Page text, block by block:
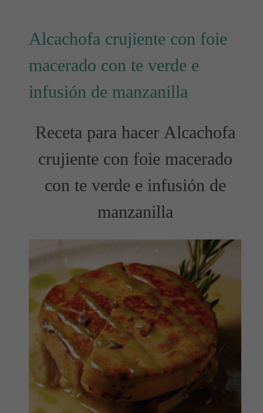
Alcachofa crujiente con foie
macerado con te verde e
infusión de manzanilla
Receta para hacer Alcachofa
crujiente con foie macerado
con te verde e infusión de
manzanilla